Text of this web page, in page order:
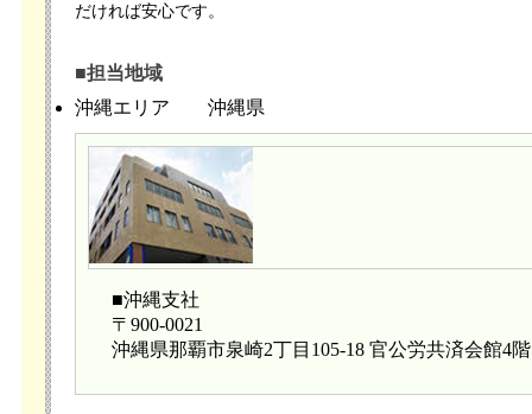
だければ安心です。
■担当地域
沖縄エリア
沖縄県
■沖縄支社
〒900-0021
沖縄県那覇市泉崎2丁目105-18 官公労共済会館4階